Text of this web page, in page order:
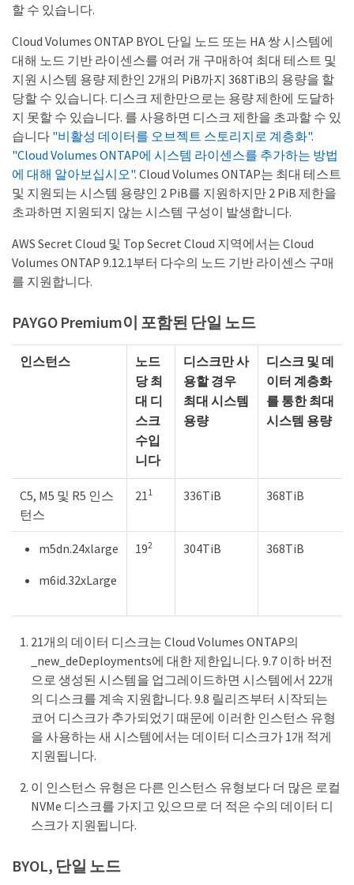
할 수 있습니다.
Cloud Volumes ONTAP BYOL 단일 노드 또는 HA 쌍 시스템에
대해 노드 기반 라이센스를 여러 개 구매하여 최대 테스트 및
지원 시스템 용량 제한인 2개의 PiB까지 368TiB의 용량을 할
당할 수 있습니다. 디스크 제한만으로는 용량 제한에 도달하
지 못할 수 있습니다. 를 사용하면 디스크 제한을 초과할 수 있
습니다 "비활성 데이터를 오브젝트 스토리지로 계층화".
"Cloud Volumes ONTAP에 시스템 라이센스를 추가하는 방법
에 대해 알아보십시오". Cloud Volumes ONTAP는 최대 테스트
및 지원되는 시스템 용량인 2 PiB를 지원하지만 2 PiB 제한을
초과하면 지원되지 않는 시스템 구성이 발생합니다.
AWS Secret Cloud 및 Top Secret Cloud 지역에서는 Cloud
Volumes ONTAP 9.12.1부터 다수의 노드 기반 라이센스 구매
를 지원합니다.
PAYGO Premium이 포함된 단일 노드
인스턴스
노드
당 최
대 디
스크
수입
니다
디스크만 사
용할 경우
최대 시스템
용량
디스크 및 데
이터 계층화
를 통한 최대
시스템 용량
C5, M5 및 R5 인스
턴스
211 336TiB 368TiB
m5dn.24xlarge
m6id.32xLarge
192 304TiB 368TiB
21개의 데이터 디스크는 Cloud Volumes ONTAP의
_new_deDeployments에 대한 제한입니다. 9.7 이하 버전
으로 생성된 시스템을 업그레이드하면 시스템에서 22개
의 디스크를 계속 지원합니다. 9.8 릴리즈부터 시작되는
코어 디스크가 추가되었기 때문에 이러한 인스턴스 유형
을 사용하는 새 시스템에서는 데이터 디스크가 1개 적게
지원됩니다.
이 인스턴스 유형은 다른 인스턴스 유형보다 더 많은 로컬
NVMe 디스크를 가지고 있으므로 더 적은 수의 데이터 디
스크가 지원됩니다.
BYOL, 단일 노드